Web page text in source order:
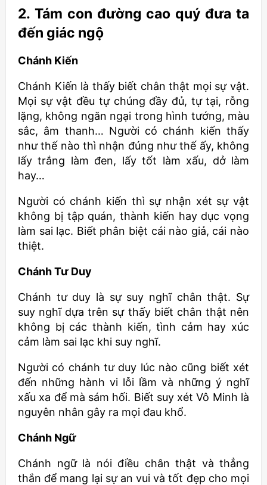
2. Tám con đường cao quý đưa ta
đến giác ngộ
Chánh Kiến
Chánh Kiến là thấy biết chân thật mọi sự vật.
Mọi sự vật đều tự chúng đầy đủ, tự tại, rỗng
lặng, không ngăn ngại trong hình tướng, màu
sắc, âm thanh… Người có chánh kiến thấy
như thế nào thì nhận đúng như thế ấy, không
lấy trắng làm đen, lấy tốt làm xấu, dở làm
hay…
Người có chánh kiến thì sự nhận xét sự vật
không bị tập quán, thành kiến hay dục vọng
làm sai lạc. Biết phân biệt cái nào giả, cái nào
thiệt.
Chánh Tư Duy
Chánh tư duy là sự suy nghĩ chân thật. Sự
suy nghĩ dựa trên sự thấy biết chân thật nên
không bị các thành kiến, tình cảm hay xúc
cảm làm sai lạc khi suy nghĩ.
Người có chánh tư duy lúc nào cũng biết xét
đến những hành vi lỗi lầm và những ý nghĩ
xấu xa để mà sám hối. Biết suy xét Vô Minh là
nguyên nhân gây ra mọi đau khổ.
Chánh Ngữ
Chánh ngữ là nói điều chân thật và thẳng
thắn để mang lại sự an vui và tốt đẹp cho mọi